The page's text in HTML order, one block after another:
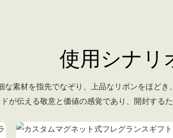
使用シナリ
素材を指先でなぞり、上品なリボンをほど
が伝える敬意と価値の感覚であり、開封する